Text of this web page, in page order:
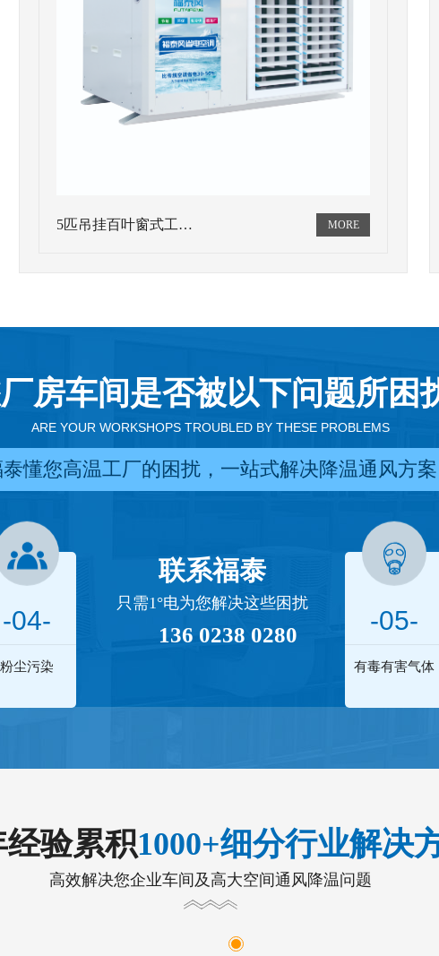
5匹吊挂百叶窗式工…
房车间是否被以下问题所困
ARE YOUR WORKSHOPS TROUBLED BY THESE PROBLEMS
懂您高温工厂的困扰，一站式解决降温通风方案
-04-
粉尘污染
联系福泰
只需1°电为您解决这些困扰
136 0238 0280 -05-
有毒有害气体
经验累积1000+细分行业解决
高效解决您企业车间及高大空间通风降温问题